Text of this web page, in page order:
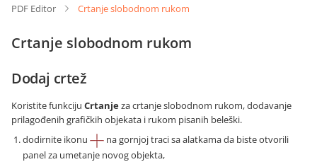
PDF Editor
Crtanje slobodnom rukom
Crtanje slobodnom rukom
Dodaj crtež
Koristite funkciju Crtanjeza crtanje slobodnom rukom, dodavanje
prilagođenih grafičkih objekata i rukom pisanih beleški.
dodirnite ikonu
na gornjoj traci sa alatkama da biste otvorili
panel za umetanje novog objekta,